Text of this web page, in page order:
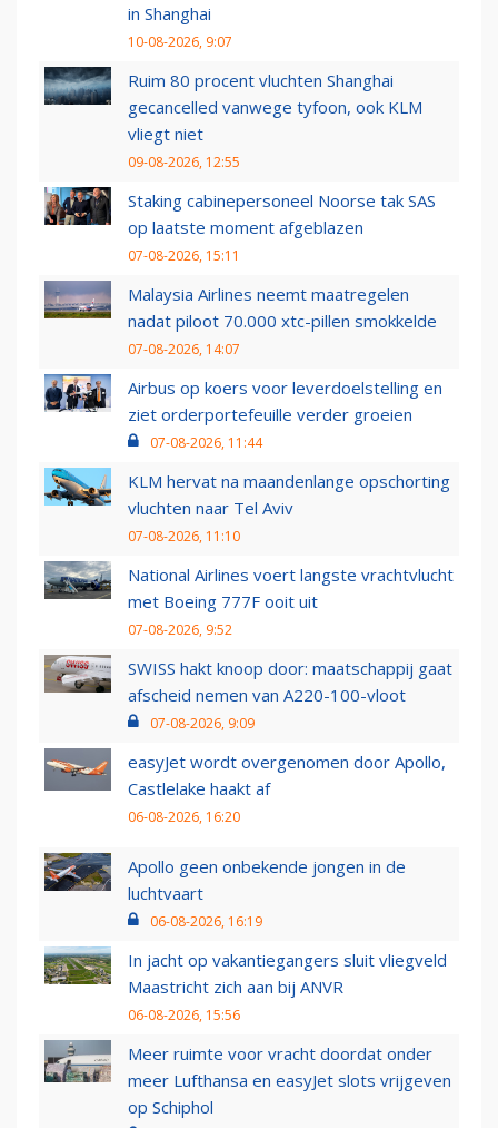
in Shanghai
10-08-2026, 9:07
Ruim 80 procent vluchten Shanghai
gecancelled vanwege tyfoon, ook KLM
vliegt niet
09-08-2026, 12:55
Staking cabinepersoneel Noorse tak SAS
op laatste moment afgeblazen
07-08-2026, 15:11
Malaysia Airlines neemt maatregelen
nadat piloot 70.000 xtc-pillen smokkelde
07-08-2026, 14:07
Airbus op koers voor leverdoelstelling en
ziet orderportefeuille verder groeien
07-08-2026, 11:44
KLM hervat na maandenlange opschorting
vluchten naar Tel Aviv
07-08-2026, 11:10
National Airlines voert langste vrachtvlucht
met Boeing 777F ooit uit
07-08-2026, 9:52
SWISS hakt knoop door: maatschappij gaat
afscheid nemen van A220-100-vloot
07-08-2026, 9:09
easyJet wordt overgenomen door Apollo,
Castlelake haakt af
06-08-2026, 16:20
Apollo geen onbekende jongen in de
luchtvaart
06-08-2026, 16:19
In jacht op vakantiegangers sluit vliegveld
Maastricht zich aan bij ANVR
06-08-2026, 15:56
Meer ruimte voor vracht doordat onder
meer Lufthansa en easyJet slots vrijgeven
op Schiphol